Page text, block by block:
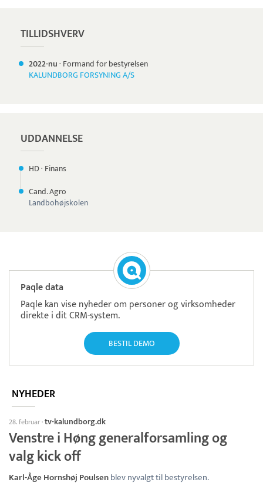
TILLIDSHVERV
2022-nu· Formand for bestyrelsen
KALUNDBORG FORSYNING A/S
UDDANNELSE
HD· Finans
Cand. Agro
Landbohøjskolen
Paqle data
Paqle kan vise nyheder om personer og virksomheder
direkte i dit CRM-system.
BESTIL DEMO
NYHEDER
28. februar·tv-kalundborg.dk
Venstre i Høng generalforsamling og
valg kick off
Karl-Åge Hornshøj Poulsenblev nyvalgt til bestyrelsen.